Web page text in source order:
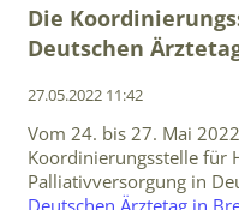
Die
Deutschen
27.05.2022 11:42
Vom 24. bis 27. Mai
Koordinierungsstelle für
Palliativversorgung in